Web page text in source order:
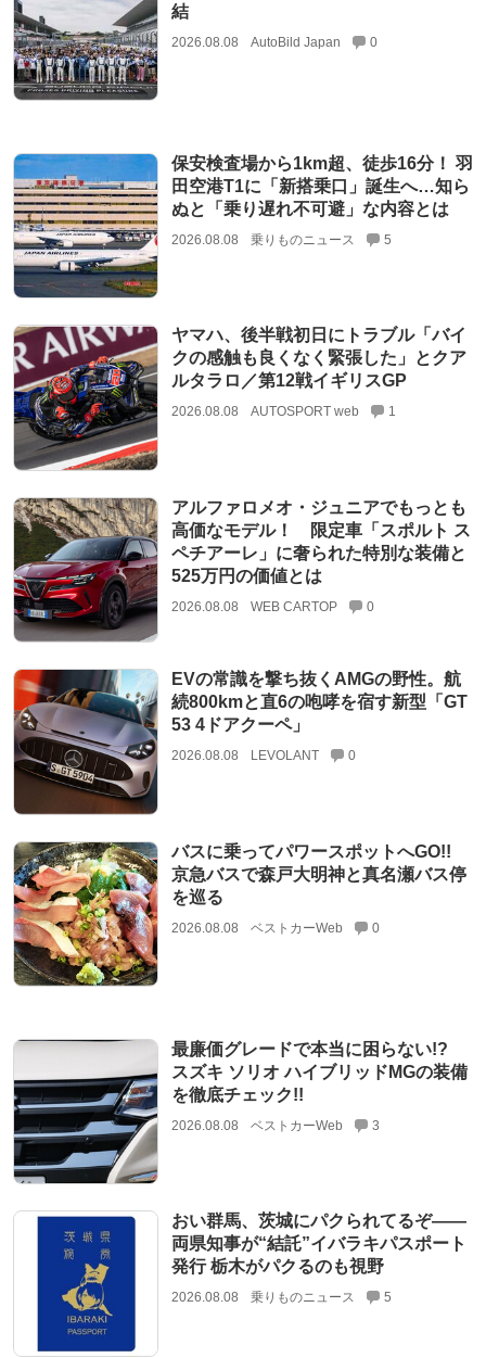
結
2026.08.08 AutoBild Japan 0
保安検査場から1km超、徒歩16分！ 羽
田空港T1に「新搭乗口」誕生へ…知ら
ぬと「乗り遅れ不可避」な内容とは
2026.08.08 乗りものニュース 5
ヤマハ、後半戦初日にトラブル「バイ
クの感触も良くなく緊張した」とクア
ルタラロ／第12戦イギリスGP
2026.08.08 AUTOSPORT web 1
アルファロメオ・ジュニアでもっとも
高価なモデル！ 限定車「スポルト ス
ペチアーレ」に奢られた特別な装備と
525万円の価値とは
2026.08.08 WEB CARTOP 0
EVの常識を撃ち抜くAMGの野性。航
続800kmと直6の咆哮を宿す新型「GT
53 4ドアクーペ」
2026.08.08 LEVOLANT 0
バスに乗ってパワースポットへGO!!
京急バスで森戸大明神と真名瀬バス停
を巡る
2026.08.08 ベストカーWeb 0
最廉価グレードで本当に困らない!?
スズキ ソリオ ハイブリッドMGの装備
を徹底チェック!!
2026.08.08 ベストカーWeb 3
おい群馬、茨城にパクられてるぞ――
両県知事が“結託”イバラキパスポート
発行 栃木がパクるのも視野
2026.08.08 乗りものニュース 5